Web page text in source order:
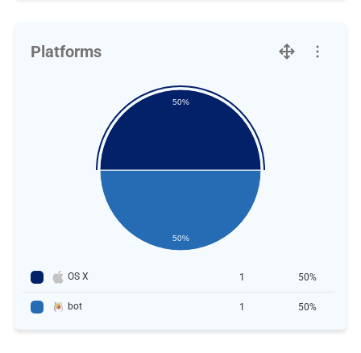
Platforms
50%
50%
OS X 1 50%
bot 1 50%